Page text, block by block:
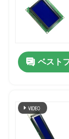
工場旅行
私達に連絡
引用を要求
LCD TFTの表示
ベスト